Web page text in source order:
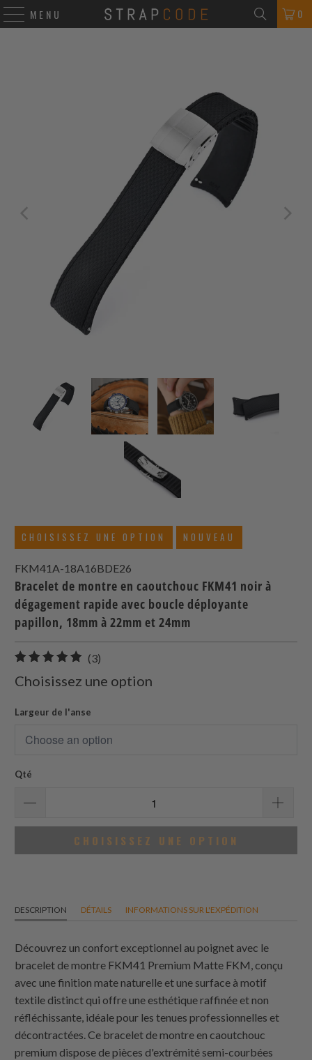
MENU 0
CHOISISSEZ UNE OPTION NOUVEAU
FKM41A-18A16BDE26
Bracelet de montre en caoutchouc FKM41 noir à
dégagement rapide avec boucle déployante
papillon, 18mm à 22mm et 24mm
(3)
Choisissez une option
Largeur de l'anse
Qté
CHOISISSEZ UNE OPTION
DESCRIPTION DÉTAILS INFORMATIONS SUR L'EXPÉDITION
Découvrez un confort exceptionnel au poignet avec le
bracelet de montre FKM41 Premium Matte FKM, conçu
avec une finition mate naturelle et une surface à motif
textile distinct qui offre une esthétique raffinée et non
réfléchissante, idéale pour les tenues professionnelles et
décontractées. Ce bracelet de montre en caoutchouc
premium dispose de pièces d'extrémité semi-courbées